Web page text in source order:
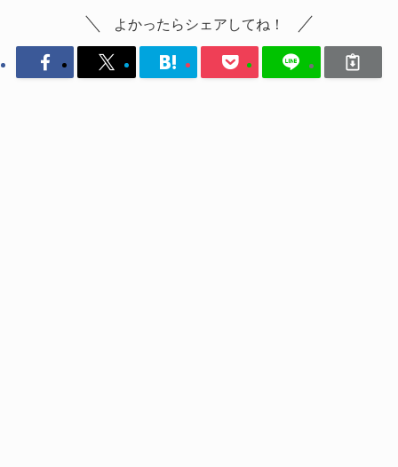
よかったらシェアしてね！